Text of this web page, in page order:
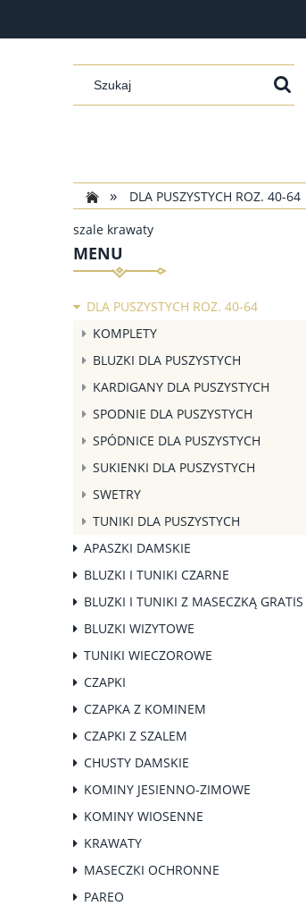
»
DLA PUSZYSTYCH ROZ. 40-64
szale krawaty
MENU
DLA PUSZYSTYCH ROZ. 40-64
KOMPLETY
BLUZKI DLA PUSZYSTYCH
KARDIGANY DLA PUSZYSTYCH
SPODNIE DLA PUSZYSTYCH
SPÓDNICE DLA PUSZYSTYCH
SUKIENKI DLA PUSZYSTYCH
SWETRY
TUNIKI DLA PUSZYSTYCH
APASZKI DAMSKIE
BLUZKI I TUNIKI CZARNE
BLUZKI I TUNIKI Z MASECZKĄ GRATIS
BLUZKI WIZYTOWE
TUNIKI WIECZOROWE
CZAPKI
CZAPKA Z KOMINEM
CZAPKI Z SZALEM
CHUSTY DAMSKIE
KOMINY JESIENNO-ZIMOWE
KOMINY WIOSENNE
KRAWATY
MASECZKI OCHRONNE
PAREO